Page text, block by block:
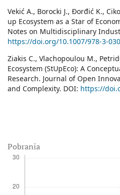
Pobrania
Vekić A., Borocki J., Đorđić K.,
up Ecosystem as a Star of
Notes on Multidisciplinary
https://doi.org/10.1007/978-3-
Ziakis C., Vlachopoulou M.,
Ecosystem (StUpEco): A
Research. Journal of Open
and Complexity. DOI: https://